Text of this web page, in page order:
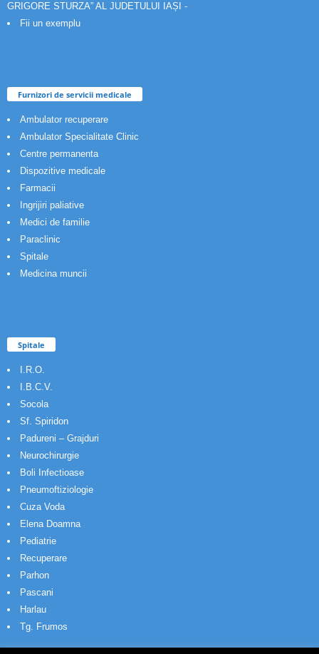
GRIGORE STURZA” AL JUDETULUI IAȘI -
Fii un exemplu
Furnizori de servicii medicale
Ambulator recuperare
Ambulator Specialitate Clinic
Centre permanenta
Dispozitive medicale
Farmacii
Ingrijiri paliative
Medici de familie
Paraclinic
Spitale
Medicina muncii
Spitale
I.R.O.
I.B.C.V.
Socola
Sf. Spiridon
Padureni – Grajduri
Neurochirurgie
Boli Infectioase
Pneumoftiziologie
Cuza Voda
Elena Doamna
Pediatrie
Recuperare
Parhon
Pascani
Harlau
Tg. Frumos